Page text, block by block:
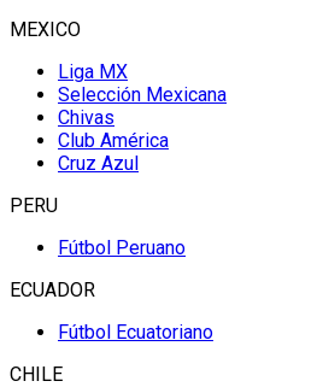
MEXICO
Liga MX
Selección Mexicana
Chivas
Club América
Cruz Azul
PERU
Fútbol Peruano
ECUADOR
Fútbol Ecuatoriano
CHILE